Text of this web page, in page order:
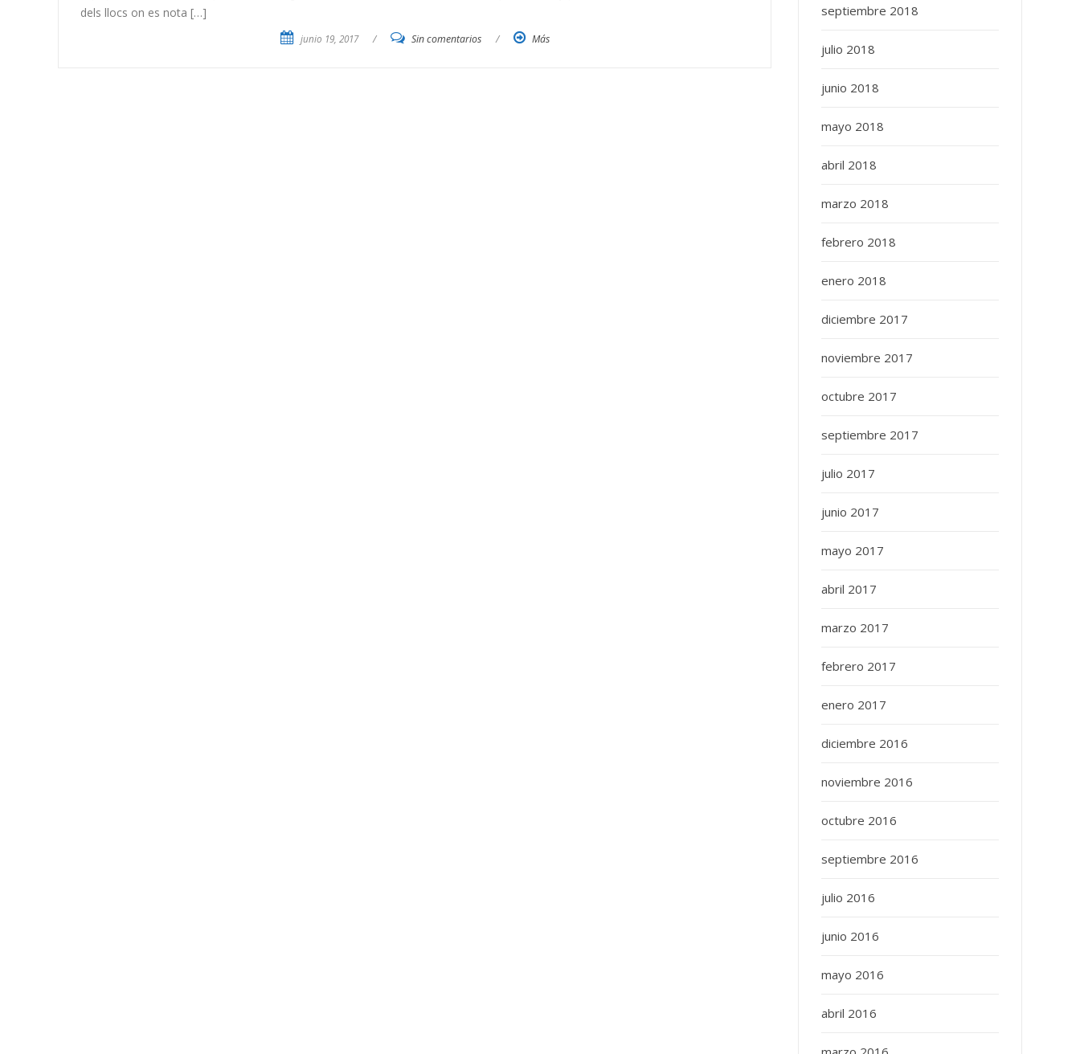
dels llocs on es nota […]
junio 19, 2017 / Sin comentarios / Más
septiembre 2018
julio 2018
junio 2018
mayo 2018
abril 2018
marzo 2018
febrero 2018
enero 2018
diciembre 2017
noviembre 2017
octubre 2017
septiembre 2017
julio 2017
junio 2017
mayo 2017
abril 2017
marzo 2017
febrero 2017
enero 2017
diciembre 2016
noviembre 2016
octubre 2016
septiembre 2016
julio 2016
junio 2016
mayo 2016
abril 2016